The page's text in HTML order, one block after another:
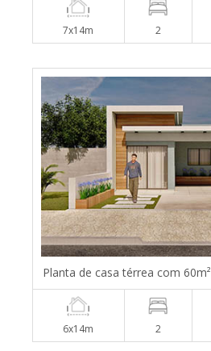
7x14m 2
Planta de casa térrea com 60m²
6x14m 2